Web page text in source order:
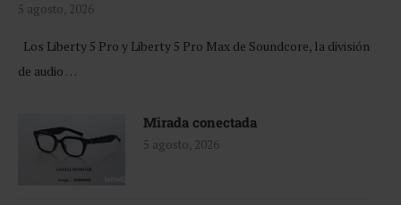
5 agosto, 2026
Los Liberty 5 Pro y Liberty 5 Pro Max de Soundcore, la división
de audio …
Mirada conectada
5 agosto, 2026